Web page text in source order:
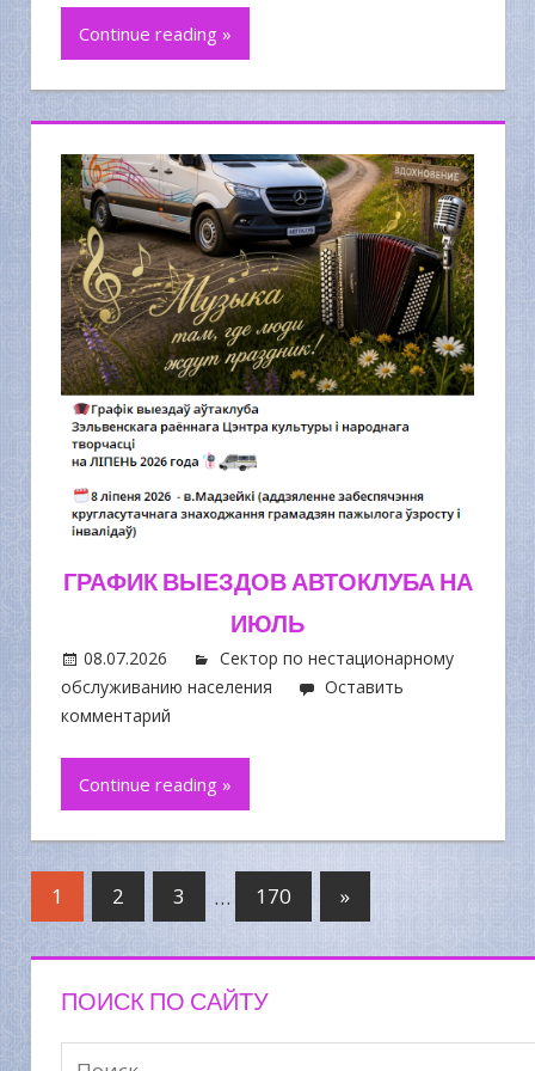
Continue reading »
ГРАФИК ВЫЕЗДОВ АВТОКЛУБА НА
ИЮЛЬ
08.07.2026
Сектор по нестационарному
обслуживанию населения
Оставить
комментарий
Continue reading »
1 2 3 … 170 »
ПОИСК ПО САЙТУ